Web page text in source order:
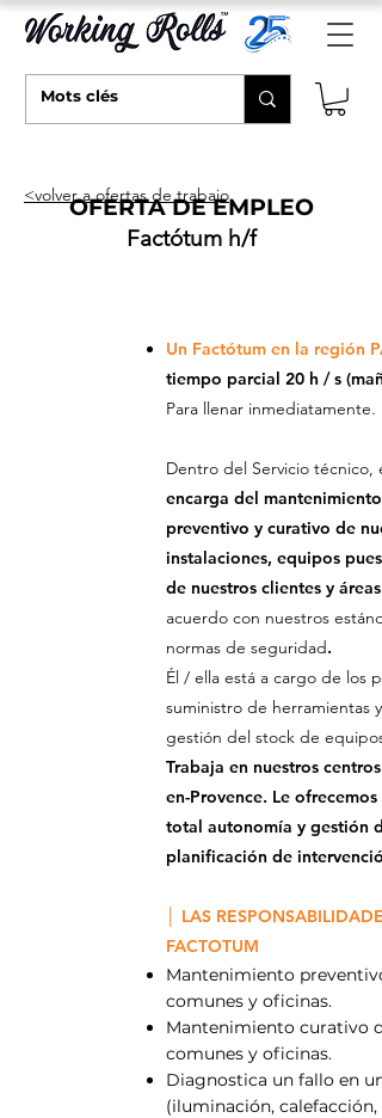
<volver a ofertas de trabajo
OFERTA DE EMPLEO
Factótum h/f
Un Factótum en la región
tiempo parcial 20 h / s
Para llenar inmediatamente.
Dentro del Servicio técnico,
encarga del
preventivo y curativo de
instalaciones, equipos
de nuestros clientes y áreas
acuerdo con nuestros
normas de seguridad.
Él / ella está a cargo de los
suministro de herramientas y
gestión del stock de equipos.
Trabaja en nuestros centros
en-Provence. Le ofrecemos
total autonomía y gestión
planificación de
│ LAS
FACTOTUM
Mantenimiento preventivo
comunes y oficinas.
Mantenimiento curativo
comunes y oficinas.
Diagnostica un fallo en
(iluminación, calefacción,